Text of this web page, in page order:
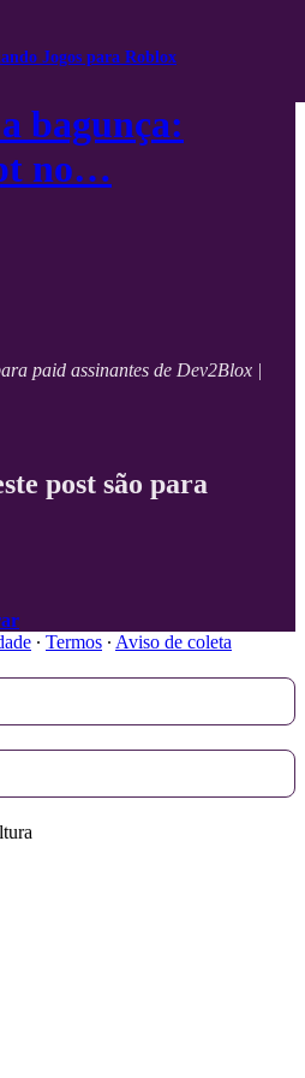
Jogos para Roblox
bagunça:
no…
paid assinantes de Dev2Blox |
post são para
∙ Termos ∙ Aviso de coleta